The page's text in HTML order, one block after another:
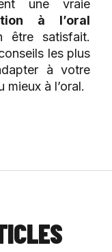
une vraie
à l’oral
être satisfait.
les plus
à votre
à l’oral.